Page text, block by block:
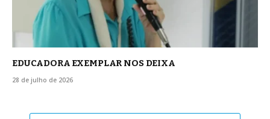
EDUCADORA EXEMPLAR NOS DEIXA
28 de julho de 2026